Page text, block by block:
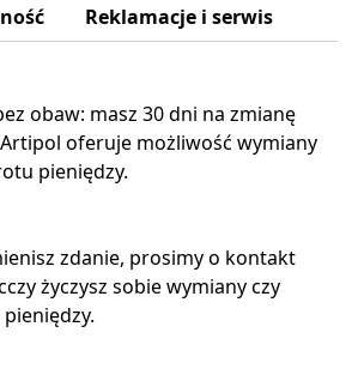
Reklamacje i serwis
obaw: masz 30 dni na zmianę
oferuje możliwość wymiany
pieniędzy.
zdanie, prosimy o kontakt
życzysz sobie wymiany czy